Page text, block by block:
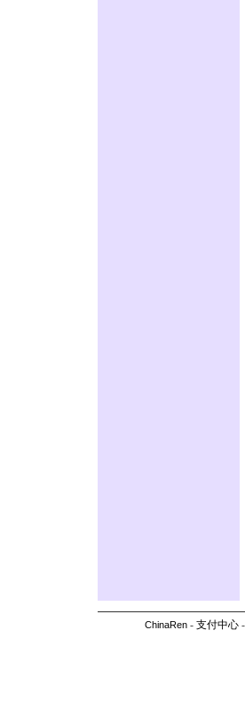
ChinaRen- 支付中心-